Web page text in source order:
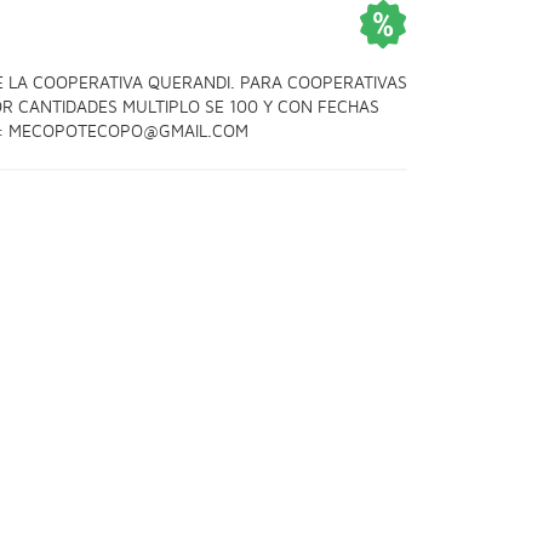
COOPERATIVA QUERANDI. PARA COOPERATIVAS
CANTIDADES MULTIPLO SE 100 Y CON FECHAS